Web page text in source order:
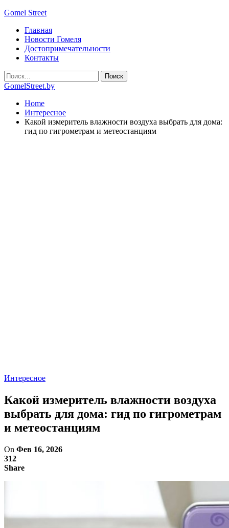
Gomel Street
Главная
Новости Гомеля
Достопримечательности
Контакты
GomelStreet.by
Home
Интересное
Какой измеритель влажности воздуха выбрать для дома:
гид по гигрометрам и метеостанциям
Интересное
Какой измеритель влажности воздуха
выбрать для дома: гид по гигрометрам
и метеостанциям
On Фев 16, 2026
312
Share